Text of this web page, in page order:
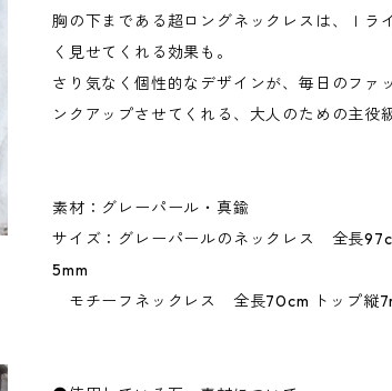
胸の下まである超ロングネックレスは、Ｉラ
く見せてくれる効果も。
さり気なく個性的なデザインが、毎日のファ
ンクアップさせてくれる、大人のための主役
素材：グレーパール・真鍮
サイズ：グレーパールのネックレス 全長
5mm
モチーフネックレス 全長70cm トップ縦